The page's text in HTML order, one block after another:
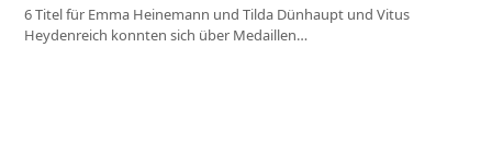
6 Titel für Emma Heinemann und Tilda Dünhaupt und Vitus
Heydenreich konnten sich über Medaillen…